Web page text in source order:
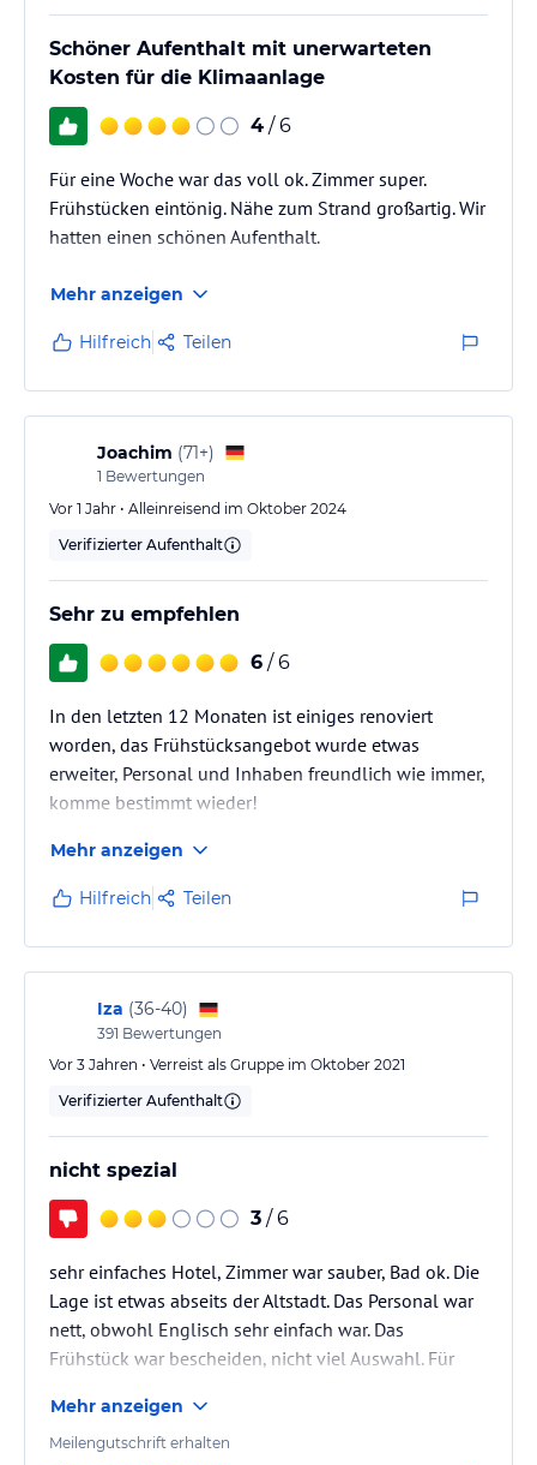
Schöner Aufenthalt mit unerwarteten
Kosten für die Klimaanlage
4 / 6
Für eine Woche war das voll ok. Zimmer super.
Frühstücken eintönig. Nähe zum Strand großartig. Wir
hatten einen schönen Aufenthalt.
Mehr anzeigen
Hilfreich Teilen
Joachim (71+)
1 Bewertungen
Vor 1 Jahr • Alleinreisend im Oktober 2024
Verifizierter Aufenthalt
Sehr zu empfehlen
6 / 6
In den letzten 12 Monaten ist einiges renoviert
worden, das Frühstücksangebot wurde etwas
erweiter, Personal und Inhaben freundlich wie immer,
komme bestimmt wieder!
Mehr anzeigen
Hilfreich Teilen
Iza (36-40)
391 Bewertungen
Vor 3 Jahren • Verreist als Gruppe im Oktober 2021
Verifizierter Aufenthalt
nicht spezial
3 / 6
sehr einfaches Hotel, Zimmer war sauber, Bad ok. Die
Lage ist etwas abseits der Altstadt. Das Personal war
nett, obwohl Englisch sehr einfach war. Das
Frühstück war bescheiden, nicht viel Auswahl. Für
nicht empfehlen. Es gibt Geschäfte in der Nähe, also
ist es praktisch
Mehr anzeigen
Meilengutschrift erhalten